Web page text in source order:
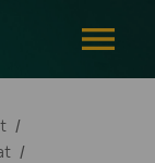
/
/